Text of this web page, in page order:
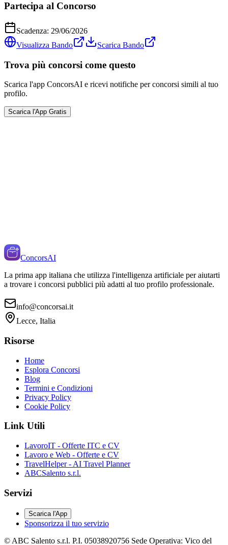
Partecipa al Concorso
Scadenza: 29/06/2026
Visualizza Bando
Scarica Bando
Trova più concorsi come questo
Scarica l'app ConcorsAI e ricevi notifiche per concorsi simili al tuo
profilo.
Scarica l'App Gratis
ConcorsAI
La prima app italiana che utilizza l'intelligenza artificiale per aiutarti
a trovare i concorsi pubblici più adatti al tuo profilo professionale.
info@concorsai.it
Lecce, Italia
Risorse
Home
Esplora Concorsi
Blog
Termini e Condizioni
Privacy Policy
Cookie Policy
Link Utili
LavoroIT - Offerte ITC e CV
Lavoro e Web - Offerte e CV
TravelHelper - AI Travel Planner
ABCSalento s.r.l.
Servizi
Scarica l'App
Sponsorizza il tuo servizio
© ABC Salento s.r.l. P.I. 05038920756 Sede Operativa: Vico del